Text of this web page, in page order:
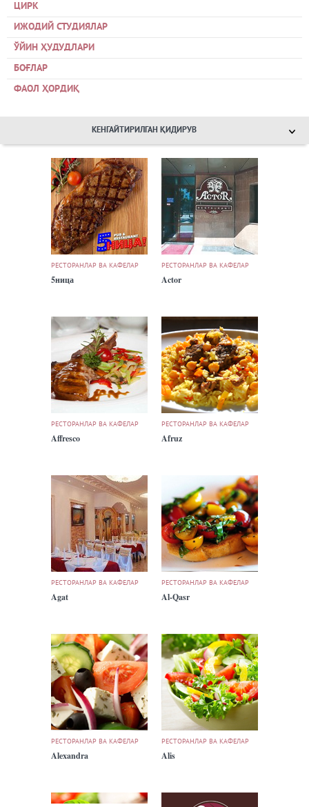
ЦИРК
ИЖОДИЙ СТУДИЯЛАР
ЎЙИН ҲУДУДЛАРИ
БОҒЛАР
ФАОЛ ҲОРДИҚ
КЕНГАЙТИРИЛГАН ҚИДИРУВ
РЕСТОРАНЛАР ВА КАФЕЛАР
5ница
РЕСТОРАНЛАР ВА КАФЕЛАР
Actor
РЕСТОРАНЛАР ВА КАФЕЛАР
Affresco
РЕСТОРАНЛАР ВА КАФЕЛАР
Afruz
РЕСТОРАНЛАР ВА КАФЕЛАР
Agat
РЕСТОРАНЛАР ВА КАФЕЛАР
Al-Qasr
РЕСТОРАНЛАР ВА КАФЕЛАР
Alexandra
РЕСТОРАНЛАР ВА КАФЕЛАР
Alis